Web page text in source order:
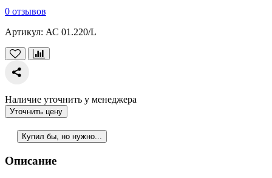
0 отзывов
Артикул: АС 01.220/L
Наличие уточнить у менеджера
Уточнить цену
Купил бы, но нужно...
Описание